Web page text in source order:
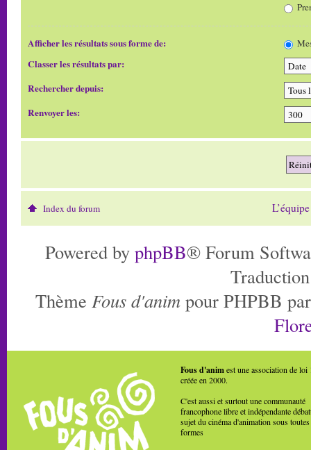
Afficher les résultats sous forme de:
Classer les résultats par:
Rechercher depuis:
Renvoyer les:
Index du forum
Powered by phpBB® Forum
Thème Fous d'anim pour PHPBB
Fous d'animest une association de loi
créée en 2000.
C'est aussi et surtout une communauté
francophone libre et indépendante
sujet du cinéma d'animation sous toutes
formes